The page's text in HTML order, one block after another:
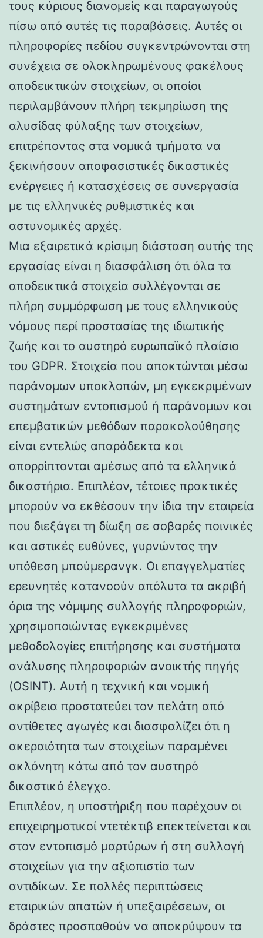
τους κύριους διανομείς και παραγωγούς
πίσω από αυτές τις παραβάσεις. Αυτές οι
πληροφορίες πεδίου συγκεντρώνονται στη
συνέχεια σε ολοκληρωμένους φακέλους
αποδεικτικών στοιχείων, οι οποίοι
περιλαμβάνουν πλήρη τεκμηρίωση της
αλυσίδας φύλαξης των στοιχείων,
επιτρέποντας στα νομικά τμήματα να
ξεκινήσουν αποφασιστικές δικαστικές
ενέργειες ή κατασχέσεις σε συνεργασία
με τις ελληνικές ρυθμιστικές και
αστυνομικές αρχές.
Μια εξαιρετικά κρίσιμη διάσταση αυτής της
εργασίας είναι η διασφάλιση ότι όλα τα
αποδεικτικά στοιχεία συλλέγονται σε
πλήρη συμμόρφωση με τους ελληνικούς
νόμους περί προστασίας της ιδιωτικής
ζωής και το αυστηρό ευρωπαϊκό πλαίσιο
του GDPR. Στοιχεία που αποκτώνται μέσω
παράνομων υποκλοπών, μη εγκεκριμένων
συστημάτων εντοπισμού ή παράνομων και
επεμβατικών μεθόδων παρακολούθησης
είναι εντελώς απαράδεκτα και
απορρίπτονται αμέσως από τα ελληνικά
δικαστήρια. Επιπλέον, τέτοιες πρακτικές
μπορούν να εκθέσουν την ίδια την εταιρεία
που διεξάγει τη δίωξη σε σοβαρές ποινικές
και αστικές ευθύνες, γυρνώντας την
υπόθεση μπούμερανγκ. Οι επαγγελματίες
ερευνητές κατανοούν απόλυτα τα ακριβή
όρια της νόμιμης συλλογής πληροφοριών,
χρησιμοποιώντας εγκεκριμένες
μεθοδολογίες επιτήρησης και συστήματα
ανάλυσης πληροφοριών ανοικτής πηγής
(OSINT). Αυτή η τεχνική και νομική
ακρίβεια προστατεύει τον πελάτη από
αντίθετες αγωγές και διασφαλίζει ότι η
ακεραιότητα των στοιχείων παραμένει
ακλόνητη κάτω από τον αυστηρό
δικαστικό έλεγχο.
Επιπλέον, η υποστήριξη που παρέχουν οι
επιχειρηματικοί ντετέκτιβ επεκτείνεται και
στον εντοπισμό μαρτύρων ή στη συλλογή
στοιχείων για την αξιοπιστία των
αντιδίκων. Σε πολλές περιπτώσεις
εταιρικών απατών ή υπεξαιρέσεων, οι
δράστες προσπαθούν να αποκρύψουν τα